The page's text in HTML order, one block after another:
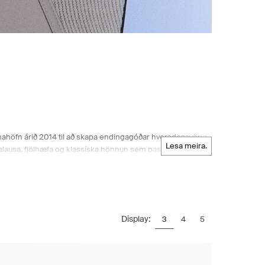
lesa meira.
árið 2014 til að skapa endingagóðar hversdagsvörur.
fjölhæfa og klassíska hönnun sem passar vel við
leiðandi norræna tískuvöruverslun DAY ET kvennalínur
verslunarumhverfi!
Display: 3 4 5